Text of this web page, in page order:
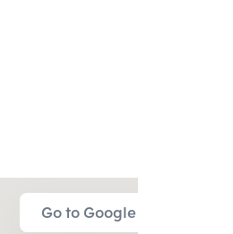
Go to Google Map